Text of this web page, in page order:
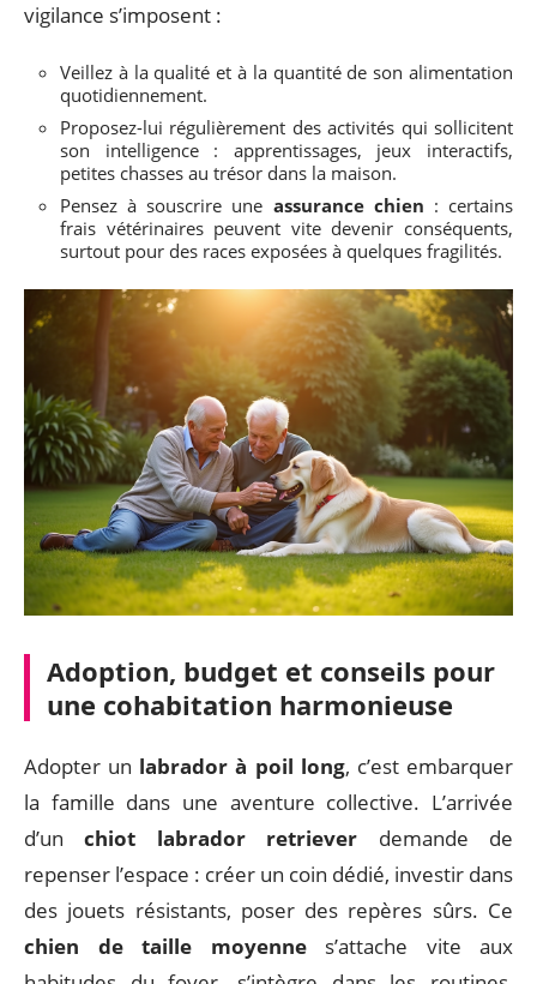
vigilance s’imposent :
Veillez à la qualité et à la quantité de son alimentation
quotidiennement.
Proposez-lui régulièrement des activités qui sollicitent
son intelligence : apprentissages, jeux interactifs,
petites chasses au trésor dans la maison.
Pensez à souscrire une assurance chien : certains
frais vétérinaires peuvent vite devenir conséquents,
surtout pour des races exposées à quelques fragilités.
Adoption, budget et conseils pour
une cohabitation harmonieuse
Adopter un labrador à poil long, c’est embarquer
la famille dans une aventure collective. L’arrivée
d’unchiot labrador retriever demande de
repenser l’espace : créer un coin dédié, investir dans
des jouets résistants, poser des repères sûrs. Ce
chien de taille moyennes’attache vite aux